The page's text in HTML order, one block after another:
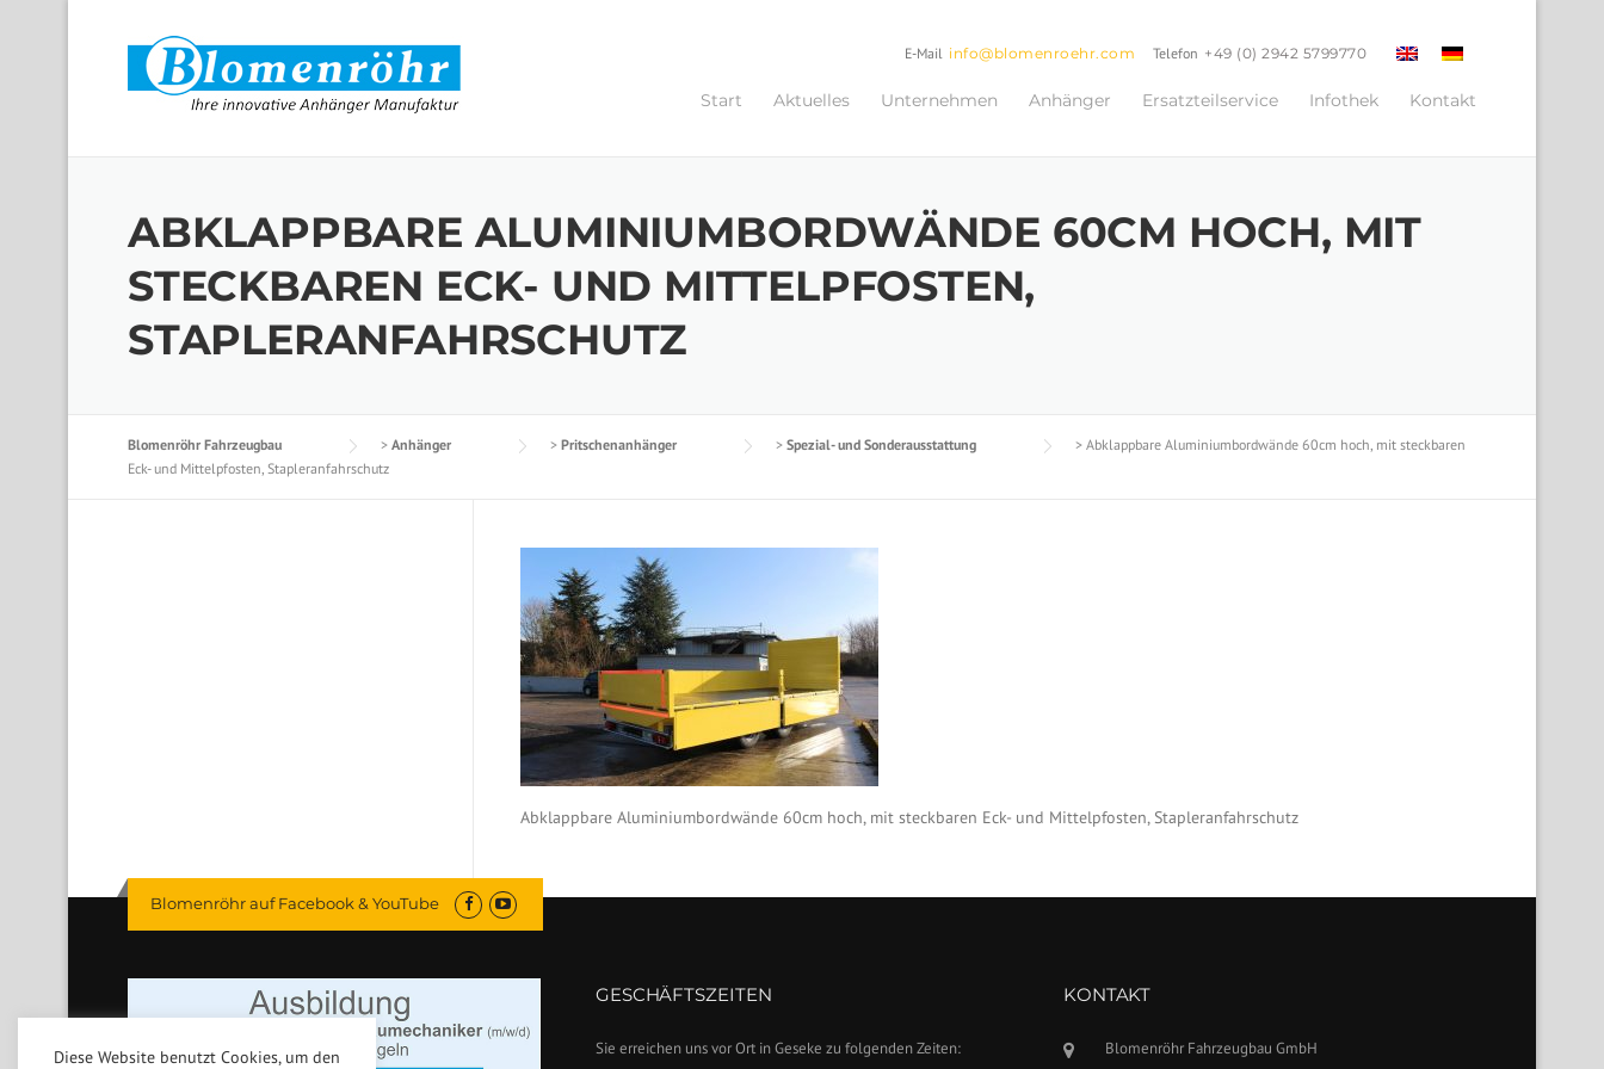
Telefon +49 (0) 2942 5799770
E-Mail info@blomenroehr.com
Start Aktuelles Unternehmen Anhänger Ersatzteilservice Infothek Kontakt
ABKLAPPBARE ALUMINIUMBORDWÄNDE 60CM HOCH, MIT
STECKBAREN ECK- UND MITTELPFOSTEN,
STAPLERANFAHRSCHUTZ
Blomenröhr Fahrzeugbau > Anhänger > Pritschenanhänger > Spezial- und Sonderausstattung > Abklappbare Aluminiumbordwände 60cm hoch, mit steckbaren
Eck- und Mittelpfosten, Stapleranfahrschutz
Abklappbare Aluminiumbordwände 60cm hoch, mit steckbaren Eck- und Mittelpfosten, Stapleranfahrschutz
Blomenröhr auf Facebook & YouTube
GESCHÄFTSZEITEN
Sie erreichen uns vor Ort in Geseke zu folgenden Zeiten:
KONTAKT
Blomenröhr Fahrzeugbau GmbH
Diese Website benutzt Cookies, um den